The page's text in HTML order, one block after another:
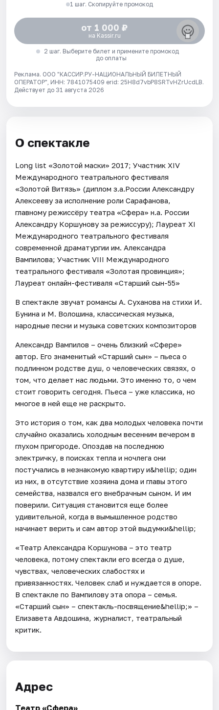
1 шаг. Скопируйте промокод
от 1 000 ₽
на Kassir.ru
2 шаг. Выберите билет и примените промокод
до оплаты
Реклама. ООО "КАССИР.РУ-НАЦИОНАЛЬНЫЙ БИЛЕТНЫЙ
ОПЕРАТОР", ИНН: 7841075409 erid: 25H8d7vbP8SRTvHZrUcdLB.
Действует до 31 августа 2026
О спектакле
Long list «Золотой маски» 2017; Участник ХIV
Международного театрального фестиваля
«Золотой Витязь» (диплом з.а.России Александру
Алексееву за исполнение роли Сарафанова,
главному режиссёру театра «Сфера» н.а. России
Александру Коршунову за режиссуру); Лауреат XI
Международного театрального фестиваля
современной драматургии им. Александра
Вампилова; Участник VIII Международного
театрального фестиваля «Золотая провинция»;
Лауреат онлайн-фестиваля «Старший сын-55»
В спектакле звучат романсы А. Суханова на стихи И.
Бунина и М. Волошина, классическая музыка,
народные песни и музыка советских композиторов
Александр Вампилов – очень близкий «Сфере»
автор. Его знаменитый «Старший сын» – пьеса о
подлинном родстве душ, о человеческих связях, о
том, что делает нас людьми. Это именно то, о чем
стоит говорить сегодня. Пьеса – уже классика, но
многое в ней еще не раскрыто.
Это история о том, как два молодых человека почти
случайно оказались холодным весенним вечером в
глухом пригороде. Опоздав на последнюю
электричку, в поисках тепла и ночлега они
постучались в незнакомую квартиру и&hellip; один
из них, в отсутствие хозяина дома и главы этого
семейства, назвался его внебрачным сыном. И им
поверили. Ситуация становится еще более
удивительной, когда в вымышленное родство
начинает верить и сам автор этой выдумки&hellip;
«Театр Александра Коршунова – это театр
человека, потому спектакли его всегда о душе,
чувствах, человеческих слабостях и
привязанностях. Человек слаб и нуждается в опоре.
В спектакле по Вампилову эта опора – семья.
«Старший сын» – спектакль-посвящение&hellip;» –
Елизавета Авдошина, журналист, театральный
критик.
Адрес
Театр «Сфера»